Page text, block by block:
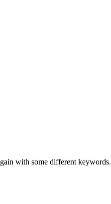
with some different keywords.